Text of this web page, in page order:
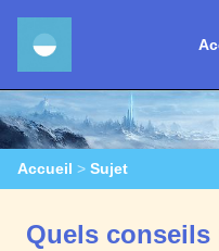
Accueil > Sujet
Quels